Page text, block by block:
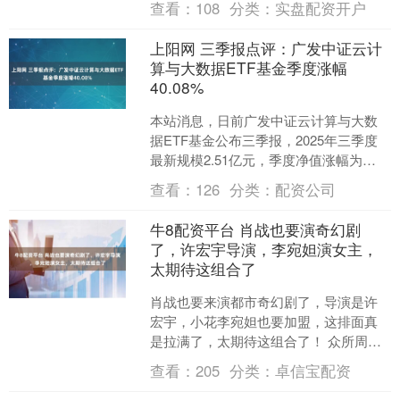
标....
查看： 108 分类： 实盘配资开户
上阳网 三季报点评：广发中证云计
算与大数据ETF基金季度涨幅
40.08%
本站消息，日前广发中证云计算与大数
据ETF基金公布三季报，2025年三季度
最新规模2.51亿元，季度净值涨幅为
40.08%。 从业绩表现来看，广发中证云
计算与大....
查看： 126 分类： 配资公司
牛8配资平台 肖战也要演奇幻剧
了，许宏宇导演，李宛妲演女主，
太期待这组合了
肖战也要来演都市奇幻剧了，导演是许
宏宇，小花李宛妲也要加盟，这排面真
是拉满了，太期待这组合了！ 众所周
知，肖战是目前新生代男演员里的佼佼
者！出众的颜值加上越来越....
查看：205 分类：卓信宝配资